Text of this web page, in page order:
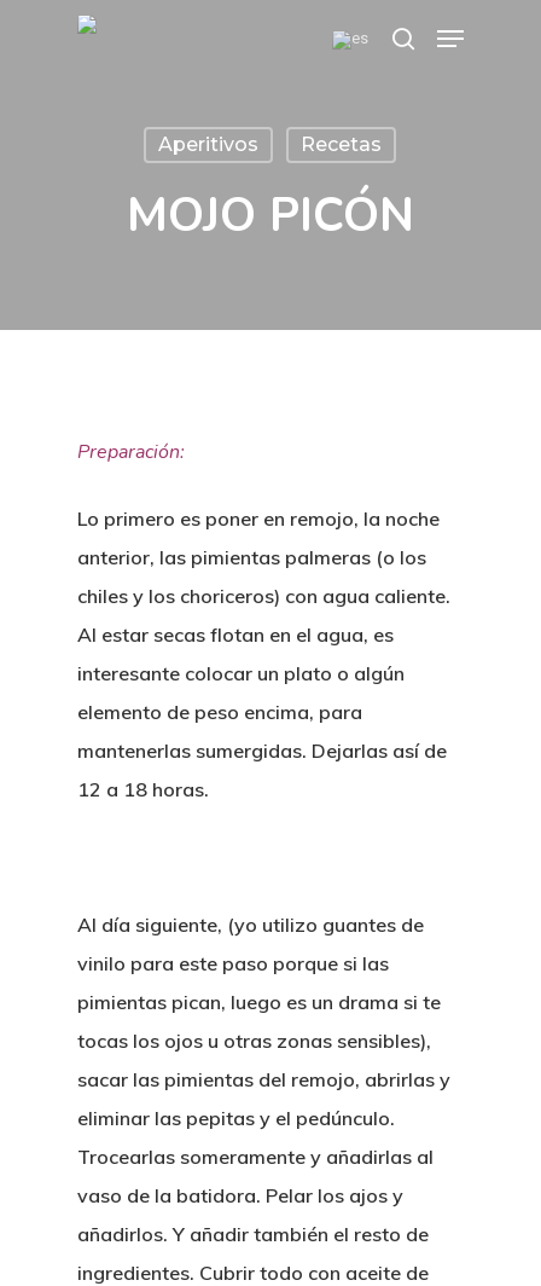
search
Menu
Aperitivos Recetas
MOJO PICÓN
Preparación:
Lo primero es poner en remojo, la noche
anterior, las pimientas palmeras (o los
chiles y los choriceros) con agua caliente.
Al estar secas flotan en el agua, es
interesante colocar un plato o algún
elemento de peso encima, para
mantenerlas sumergidas. Dejarlas así de
12 a 18 horas.
Al día siguiente, (yo utilizo guantes de
vinilo para este paso porque si las
pimientas pican, luego es un drama si te
tocas los ojos u otras zonas sensibles),
sacar las pimientas del remojo, abrirlas y
eliminar las pepitas y el pedúnculo.
Trocearlas someramente y añadirlas al
vaso de la batidora. Pelar los ajos y
añadirlos. Y añadir también el resto de
ingredientes. Cubrir todo con aceite de